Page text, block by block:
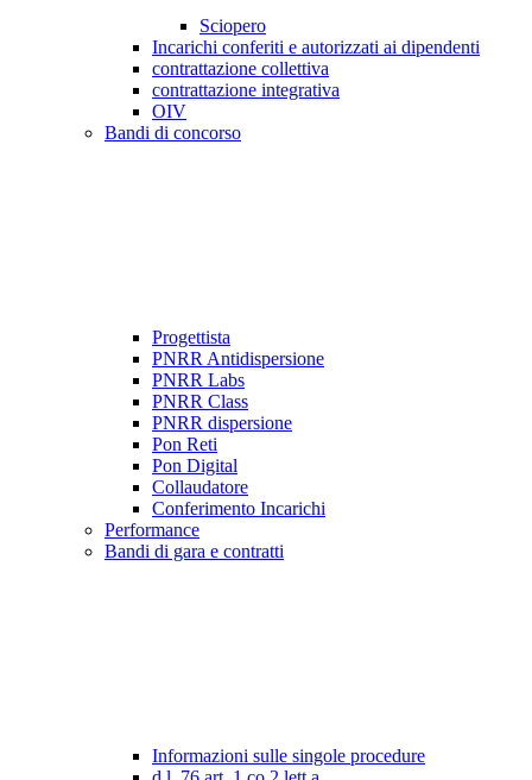
Sciopero
Incarichi conferiti e autorizzati ai dipendenti
contrattazione collettiva
contrattazione integrativa
OIV
Bandi di concorso
Progettista
PNRR Antidispersione
PNRR Labs
PNRR Class
PNRR dispersione
Pon Reti
Pon Digital
Collaudatore
Conferimento Incarichi
Performance
Bandi di gara e contratti
Informazioni sulle singole procedure